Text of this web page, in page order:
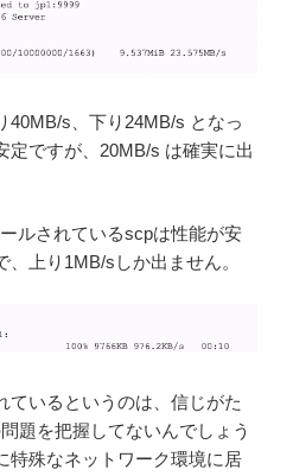
40MB/s、下り24MB/s となっ
定ですが、20MB/s は確実に出
ルされているscpは性能が安
上り1MB/sしか出ません。
ているというのは、信じがた
題を把握してないんでしょう
特殊なネットワーク環境に居